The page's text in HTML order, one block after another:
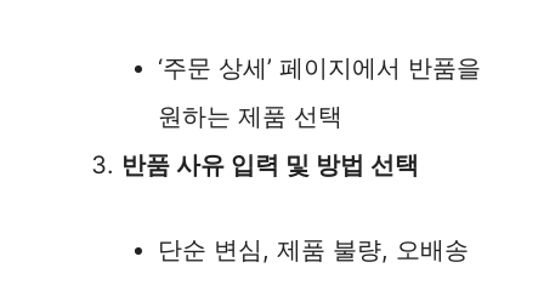
‘주문 상세’ 페이지에서 반품을
원하는 제품 선택
반품 사유 입력 및 방법 선택
단순 변심, 제품 불량, 오배송